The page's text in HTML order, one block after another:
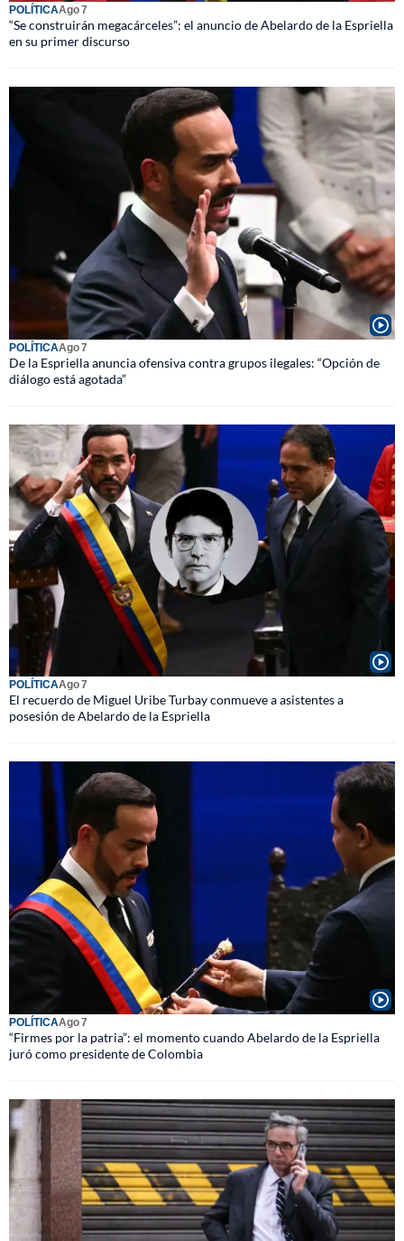
POLÍTICAAgo 7
“Se construirán megacárceles”: el anuncio de Abelardo de la Espriella
en su primer discurso
POLÍTICAAgo 7
De la Espriella anuncia ofensiva contra grupos ilegales: “Opción de
diálogo está agotada”
POLÍTICAAgo 7
El recuerdo de Miguel Uribe Turbay conmueve a asistentes a
posesión de Abelardo de la Espriella
POLÍTICAAgo 7
“Firmes por la patria”: el momento cuando Abelardo de la Espriella
juró como presidente de Colombia